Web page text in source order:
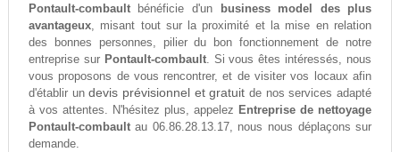
Pontault-combaultbénéficie d'un
business model des plus
avantageux, misant tout sur la proximité et la mise en relation
des bonnes personnes, pilier du bon fonctionnement de notre
entreprise sur Pontault-combault. Si vous êtes intéressés, nous
vous proposons de vous rencontrer, et de visiter vos locaux afin
d'établir undevis prévisionnel et gratuit de nos services adapté
à vos attentes. N'hésitez plus, appelez Entreprise de nettoyage
Pontault-combaultau 06.86.28.13.17, nous nous déplaçons sur
demande.